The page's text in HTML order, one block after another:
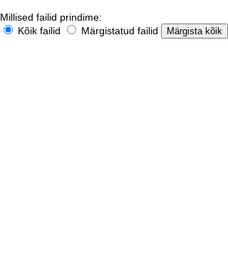
Millised failid prindime:
Kõik failid
Märgistatud failid